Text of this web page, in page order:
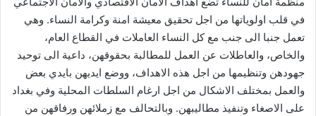
في قلب اولوياتها من اجل تحقيق معيشة امنة وكرامة النساء. وهي
تعمل جنبا الى جنب مع كل النساء العاملات في القطاع العام،
والخاص، والعاطلات عن العمل للمطالبة بحقوقهن، داعية الى توحيد
جهودهن وتنظيمها من اجل هذه الاهداف، ووضع ايديهن بايدي بعض
والعمل بمختلف الاشكال من اجل ارغام السلطات المحلية وفي بغداد
على الاصغاء وتنفيذ مطاليبهن. وبالتحالف مع زملائهن ورفاقهن من